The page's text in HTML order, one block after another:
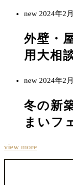
new 2024年2
外壁・
用大相
new 2024年2
冬の新
まいフ
view more